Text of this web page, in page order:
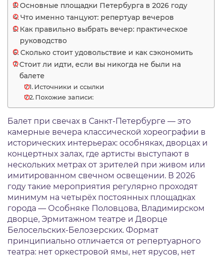
Основные площадки Петербурга в 2026 году
Что именно танцуют: репертуар вечеров
Как правильно выбрать вечер: практическое
руководство
Сколько стоит удовольствие и как сэкономить
Стоит ли идти, если вы никогда не были на
балете
Источники и ссылки
Похожие записи:
Балет при свечах в Санкт-Петербурге — это
камерные вечера классической хореографии в
исторических интерьерах: особняках, дворцах и
концертных залах, где артисты выступают в
нескольких метрах от зрителей при живом или
имитированном свечном освещении. В 2026
году такие мероприятия регулярно проходят
минимум на четырёх постоянных площадках
города — Особняке Половцова, Владимирском
дворце, Эрмитажном театре и Дворце
Белосельских-Белозерских. Формат
принципиально отличается от репертуарного
театра: нет оркестровой ямы, нет ярусов, нет